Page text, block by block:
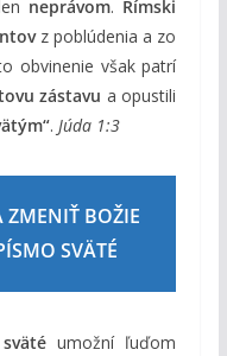
neprávom. Rímski
z poblúdenia a zo
obvinenie však patrí
zástavu a opustili
. Júda 1:3
ZMENIŤ BOŽIE
SVÄTÉ
umožní ľuďom